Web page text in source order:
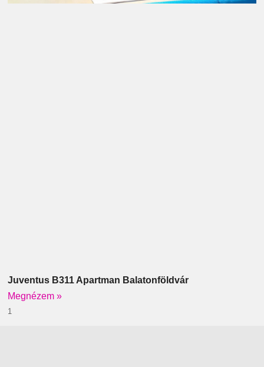
Juventus B311 Apartman Balatonföldvár
Megnézem »